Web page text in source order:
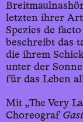
letzten ihrer
Spezies de
beschreibt das
die ihrem
unter der
für das Leben
Mit „The Very
Choreograf